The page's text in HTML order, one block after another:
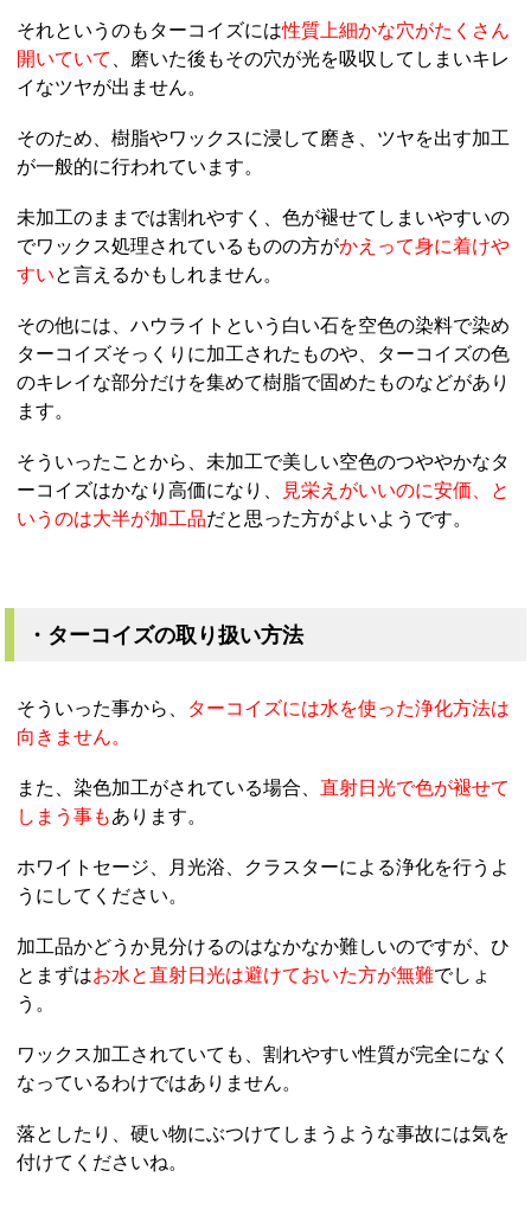
それというのもターコイズには性質上細かな穴がたくさん
開いていて
、磨いた後もその穴が光を吸収してしまいキレ
イなツヤが出ません。
そのため、樹脂やワックスに浸して磨き、ツヤを出す加工
が一般的に行われています。
未加工のままでは割れやすく、色が褪せてしまいやすいの
でワックス処理されているものの方がかえって身に着けや
すいと言えるかもしれません。
その他には、ハウライトという白い石を空色の染料で染め
ターコイズそっくりに加工されたものや、ターコイズの色
のキレイな部分だけを集めて樹脂で固めたものなどがあり
ます。
そういったことから、未加工で美しい空色のつややかなタ
ーコイズはかなり高価になり、
見栄えがいいのに安価、と
いうのは大半が加工品だと思った方がよいようです。
・ターコイズの取り扱い方法
そういった事から、 ターコイズには水を使った浄化方法は
向きません。
また、染色加工がされている場合、直射日光で色が褪せて
しまう事もあります。
ホワイトセージ、月光浴、クラスターによる浄化を行うよ
うにしてください。
加工品かどうか見分けるのはなかなか難しいのですが、ひ
とまずはお水と直射日光は避けておいた方が無難でしょ
う。
ワックス加工されていても、割れやすい性質が完全になく
なっているわけではありません。
落としたり、硬い物にぶつけてしまうような事故には気を
付けてくださいね。